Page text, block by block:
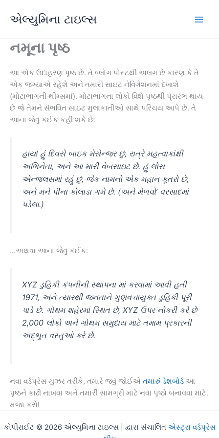
એલ્યુમિના ટાઇલ્સ
નમૂના પૃષ્ઠ
આ એક ઉદાહરણ પૃષ્ઠ છે. તે બ્લોગ પોસ્ટથી અલગ છે કારણ કે તે
એક જગ્યાએ રહેશે અને તમારી સાઇટ નેવિગેશનમાં દેખાશે
(મોટાભાગની થીમ્સમાં). મોટાભાગના લોકો વિશે પૃષ્ઠથી પ્રારંભ થાય
છે જે તેમને સંભવિત સાઇટ મુલાકાતીઓ સાથે પરિચય આપે છે. તે
આના જેવું કંઈક કહી શકે છે:
હાય! હું દિવસે બાઇક મેસેન્જર છું, રાત્રે મહત્વાકાંક્ષી
અભિનેતા, અને આ મારી વેબસાઇટ છે. હું લોસ
એન્જલસમાં રહું છું, જેક નામનો એક મહાન કૂતરો છે,
અને મને પીના કોલાડા ગમે છે. (અને મેળવો’ વરસાદમાં
પડેલા.)
…અથવા આના જેવું કંઈક:
XYZ ડુહિકી કંપનીની સ્થાપના માં કરવામાં આવી હતી
1971, અને ત્યારથી જનતાને ગુણવત્તાયુક્ત ડુહિકી પૂરી
પાડે છે. ગોથમ શહેરમાં સ્થિત છે, XYZ ઉપર નોકરી કરે છે
2,000 લોકો અને ગોથમ સમુદાય માટે તમામ પ્રકારની
અદ્ભુત વસ્તુઓ કરે છે.
નવા વર્ડપ્રેસ યુઝર તરીકે, તમારે જવું જોઈએ તમારું ડેશબોર્ડ આ
પૃષ્ઠને કાઢી નાખવા અને તમારી સામગ્રી માટે નવા પૃષ્ઠો બનાવવા માટે.
મજા કરો!
કોપીરાઈટ © 2026 એલ્યુમિના ટાઇલ્સ | દ્વારા સંચાલિત એસ્ટ્રા વર્ડપ્રેસ